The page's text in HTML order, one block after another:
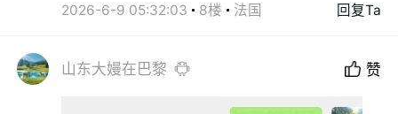
2026-6-9 05:32:03 8楼 法国 回复Ta
山东大嫚在巴黎 赞